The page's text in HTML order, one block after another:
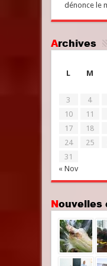
dénonce le
Archives
L
M
« Nov
3
4
10
11
17
18
24
25
31